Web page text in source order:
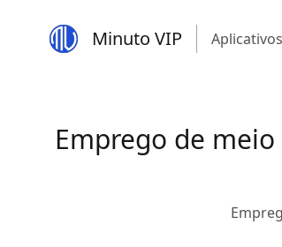
Minuto VIP Aplicativos
Emprego de